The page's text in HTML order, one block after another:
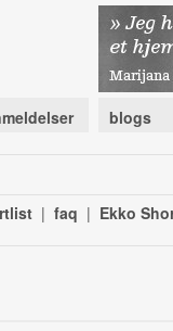
blogs
| faq | Ekko